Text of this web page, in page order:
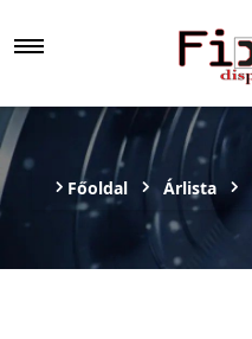
Főoldal Árlista